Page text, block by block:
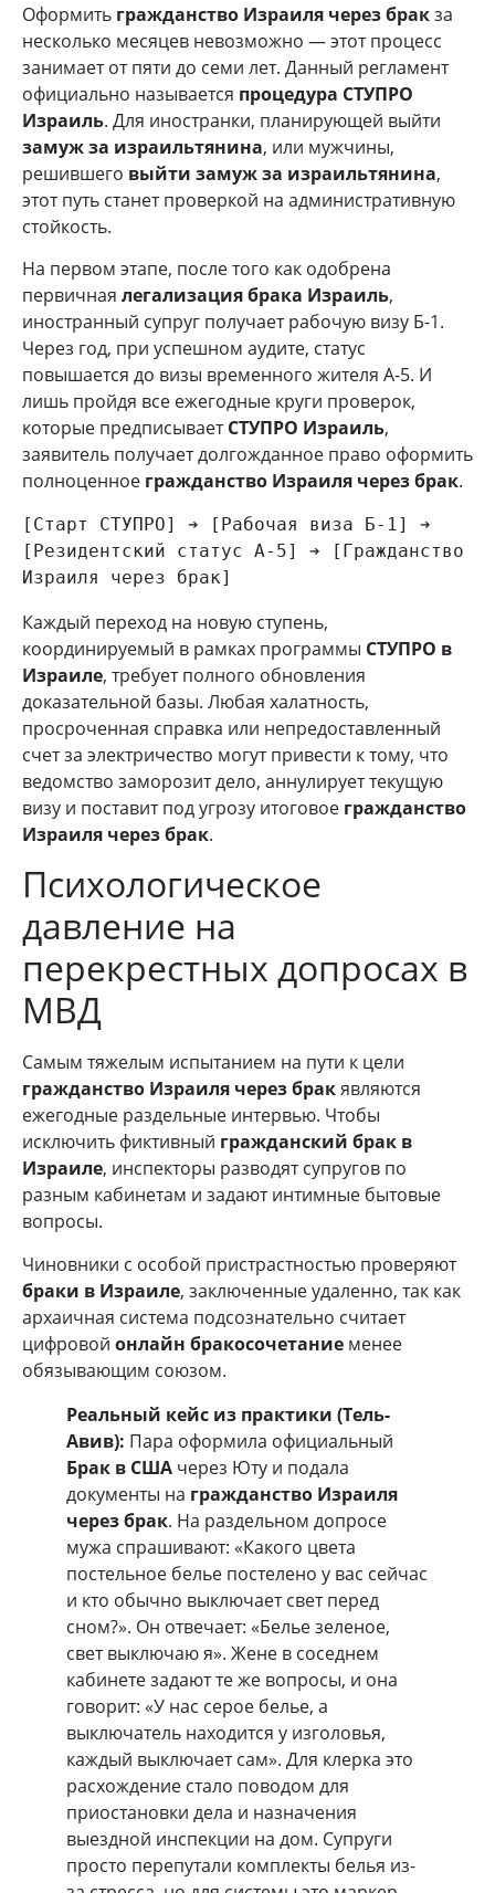
Оформить гражданство Израиля через бракза
несколько месяцев невозможно — этот процесс
занимает от пяти до семи лет. Данный регламент
официально называется процедура СТУПРО
Израиль. Для иностранки, планирующей выйти
замуж за израильтянина, или мужчины,
решившего выйти замуж за израильтянина,
этот путь станет проверкой на административную
стойкость.
На первом этапе, после того как одобрена
первичная легализация брака Израиль,
иностранный супруг получает рабочую визу Б-1.
Через год, при успешном аудите, статус
повышается до визы временного жителя А-5. И
лишь пройдя все ежегодные круги проверок,
которые предписываетСТУПРО Израиль,
заявитель получает долгожданное право оформить
полноценное гражданство Израиля через брак.
[Старт СТУПРО] ➔ [Рабочая виза Б-1] ➔
[Резидентский статус А-5] ➔ [Гражданство
Каждый переход на новую ступень,
координируемый в рамках программы СТУПРО в
Израиле, требует полного обновления
доказательной базы. Любая халатность,
просроченная справка или непредоставленный
счет за электричество могут привести к тому, что
ведомство заморозит дело, аннулирует текущую
визу и поставит под угрозу итоговое гражданство
Израиля через брак.
Психологическое
давление на
перекрестных допросах в
МВД
Самым тяжелым испытанием на пути к цели
гражданство Израиля через бракявляются
ежегодные раздельные интервью. Чтобы
исключить фиктивный гражданский брак в
Израиле, инспекторы разводят супругов по
разным кабинетам и задают интимные бытовые
вопросы.
Чиновники с особой пристрастностью проверяют
браки в Израиле, заключенные удаленно, так как
архаичная система подсознательно считает
цифровой онлайн бракосочетание менее
обязывающим союзом.
Реальный кейс из практики (Тель-
Авив): Пара оформила официальный
Брак в США через Юту и подала
документы на гражданство Израиля
через брак. На раздельном допросе
мужа спрашивают: «Какого цвета
постельное белье постелено у вас сейчас
и кто обычно выключает свет перед
сном?». Он отвечает: «Белье зеленое,
свет выключаю я». Жене в соседнем
кабинете задают те же вопросы, и она
говорит: «У нас серое белье, а
выключатель находится у изголовья,
каждый выключает сам». Для клерка это
расхождение стало поводом для
приостановки дела и назначения
выездной инспекции на дом. Супруги
просто перепутали комплекты белья из-